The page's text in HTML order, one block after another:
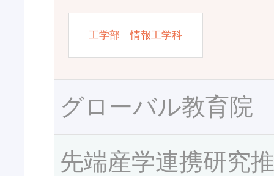
工学部 情報工学科
グローバル教育院
先端産学連携研究